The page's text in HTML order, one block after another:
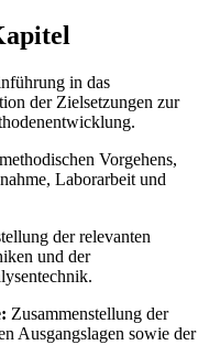
in das
der Zielsetzungen zur
Vorgehens,
Laborarbeit und
der relevanten
und der
Zusammenstellung der
Ausgangslagen sowie der